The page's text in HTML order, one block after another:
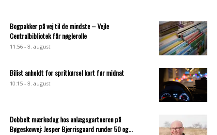
Bogpakker på vej til de mindste – Vejle
Centralbibliotek får nøglerolle
11:56 - 8. august
Bilist anholdt for spritkørsel kort før midnat
10:15 - 8. august
Dobbelt mærkedag hos anlægsgartneren på
Bøgeskovvej: Jesper Bjerrisgaard runder 50 og...